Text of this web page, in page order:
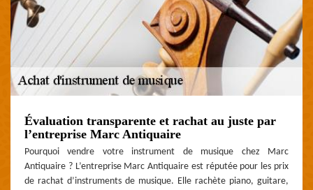
Évaluation transparente et rachat au juste par
l’entreprise Marc Antiquaire
Pourquoi vendre votre instrument de musique chez Marc
Antiquaire ? L’entreprise Marc Antiquaire est réputée pour les prix
de rachat d’instruments de musique. Elle rachète piano, guitare,